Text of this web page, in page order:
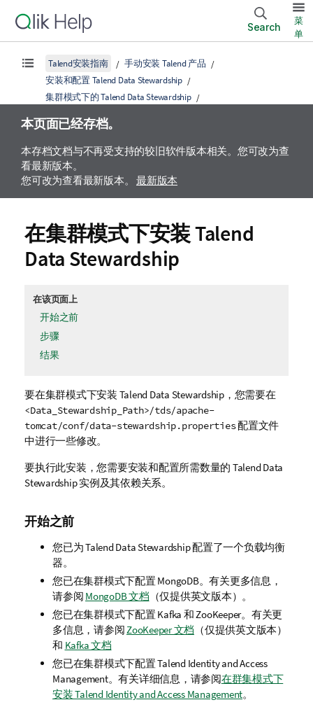
Search
菜
单
Talend安装指南
手动安装 Talend 产品
安装和配置 Talend Data Stewardship
集群模式下的 Talend Data Stewardship
本页面已经存档。
本存档文档与不再受支持的较旧软件版本相关。您可改为查
看最新版本。
您可改为查看最新版本。 最新版本
在集群模式下安装Talend
Data Stewardship
在该页面上
开始之前
步骤
结果
要在集群模式下安装 Talend Data Stewardship，您需要在
<Data_Stewardship_Path>/tds/apache-
tomcat/conf/data-stewardship.properties配置文件
中进行一些修改。
要执行此安装，您需要安装和配置所需数量的 Talend Data
Stewardship实例及其依赖关系。
开始之前
您已为Talend Data Stewardship配置了一个负载均衡
器。
您已在集群模式下配置 MongoDB。有关更多信息，
请参阅 MongoDB 文档 （仅提供英文版本） 。
您已在集群模式下配置 Kafka 和 ZooKeeper。有关更
多信息，请参阅ZooKeeper 文档 （仅提供英文版本）
和 Kafka 文档
您已在集群模式下配置Talend Identity and Access
Management。有关详细信息，请参阅在群集模式下
安装 Talend Identity and Access Management。